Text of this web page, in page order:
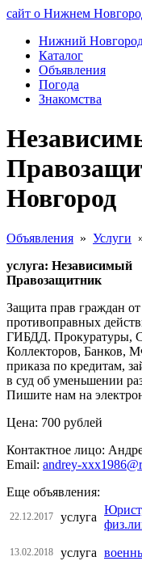
сайт о Нижнем
Нижний
Каталог
Объявления
Погода
Знакомства
Новгород
Объявления » Услуги
услуга: Независимый
Правозащитник
Защита прав граждан от
противоправных
ГИБДД. Прокуратуры,
Коллекторов, Банков,
приказа по кредитам,
в суд об уменьшении
Пишите нам на
Цена: 700 рублей
Контактное лицо:
Email: andrey-
Еще объявления:
22.12.2017 услуга
13.02.2018 услуга